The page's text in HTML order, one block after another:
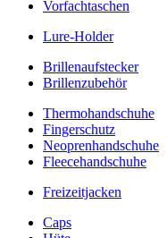
Vorfachtaschen
Lure-Holder
Brillenaufstecker
Brillenzubehör
Thermohandschuhe
Fingerschutz
Neoprenhandschuhe
Fleecehandschuhe
Freizeitjacken
Caps